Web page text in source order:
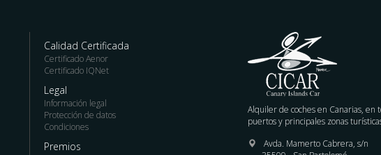
Calidad Certificada
Certificado Aenor
Certificado IQNet
Legal
Información legal
Protección de datos
Condiciones
Premios
Alquiler de coches en Canarias, en
puertos y principales zonas
Avda. Mamerto Cabrera, s/n